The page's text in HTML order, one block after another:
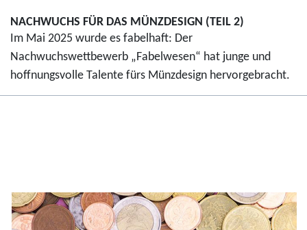
NACHWUCHS FÜR DAS MÜNZDESIGN (TEIL 2)
Im Mai 2025 wurde es fabelhaft: Der
Nachwuchswettbewerb „Fabelwesen“ hat junge und
hoffnungsvolle Talente fürs Münzdesign hervorgebracht.